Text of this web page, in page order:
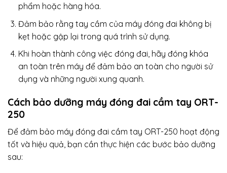
phẩm hoặc hàng hóa.
Đảm bảo rằng tay cầm của máy đóng đai không bị
kẹt hoặc gập lại trong quá trình sử dụng.
Khi hoàn thành công việc đóng đai, hãy đóng khóa
an toàn trên máy để đảm bảo an toàn cho người sử
dụng và những người xung quanh.
Cách bảo dưỡng máy đóng đai cầm tay ORT-
250
Để đảm bảo máy đóng đai cầm tay ORT-250 hoạt động
tốt và hiệu quả, bạn cần thực hiện các bước bảo dưỡng
sau: